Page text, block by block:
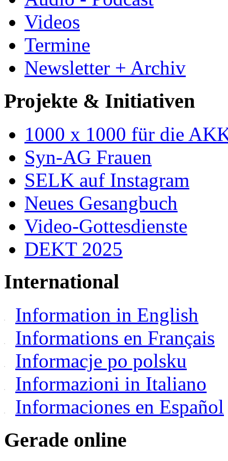
Videos
Termine
Newsletter + Archiv
Projekte & Initiativen
1000 x 1000 für die
Syn-AG Frauen
SELK auf Instagram
Neues Gesangbuch
Video-Gottesdienste
DEKT 2025
International
Information in English
Informations en Français
Informacje po polsku
Informazioni in Italiano
Informaciones en Español
Gerade online